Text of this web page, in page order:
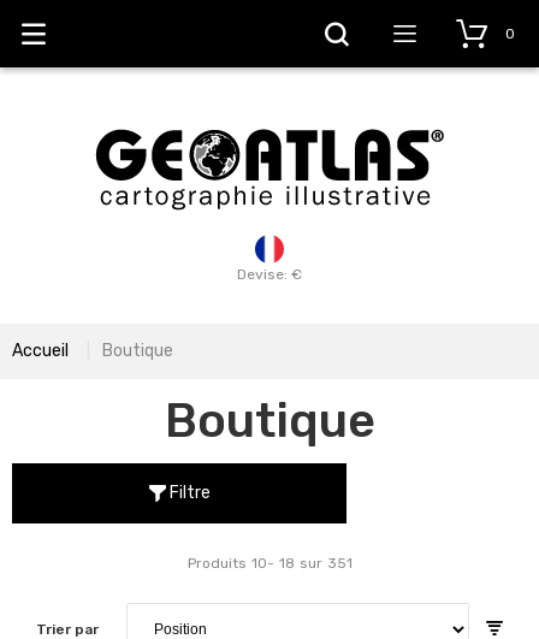
Devise: €
0
Accueil Boutique
Boutique
Filtre
Trier par
Produits 10- 18 sur 351